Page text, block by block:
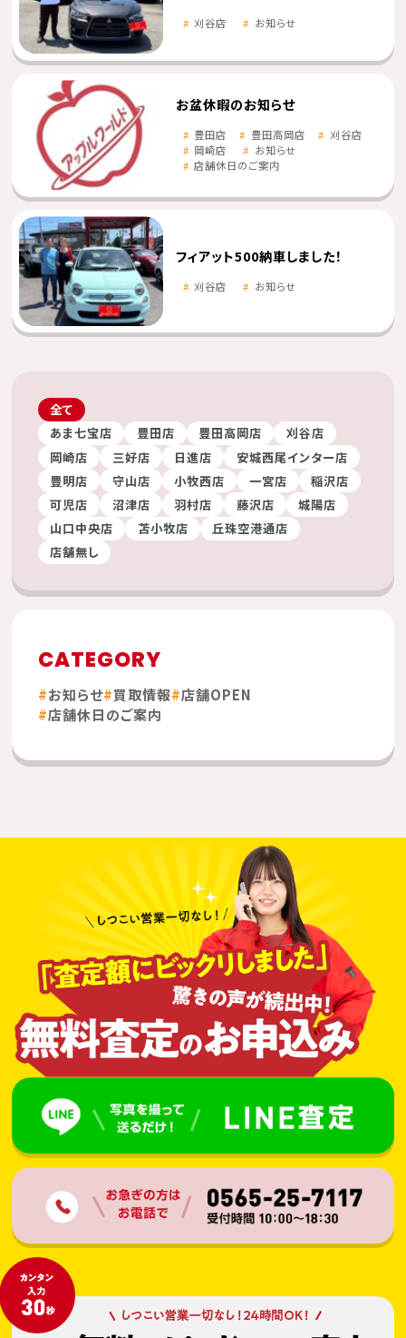
刈谷店 お知らせ
お盆休暇のお知らせ
豊田店 豊田高岡店
刈谷店
岡崎店
お知らせ
店舗休日のご案内
フィアット500納車しました！
刈谷店 お知らせ
全て
あま七宝店
豊田店 豊田高岡店
刈谷店
岡崎店
三好店 日進店
安城西尾インター店
豊明店
守山店 小牧西店 一宮店
稲沢店
可児店
沼津店 羽村店 藤沢店
城陽店
山口中央店
苫小牧店
丘珠空港通店
店舗無し
CATEGORY
お知らせ 買取情報 店舗OPEN
店舗休日のご案内